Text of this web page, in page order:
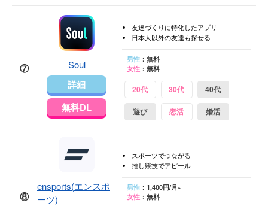
⑦ Soul
詳細
無料DL
友達づくりに特化したアプリ
日本人以外の友達も探せる
男性：無料
女性：無料
20代 30代 40代
遊び 恋活 婚活
⑧
ensports(エンスポ
ーツ)
スポーツでつながる
推し競技でアピール
男性：1,400円/月~
女性：無料